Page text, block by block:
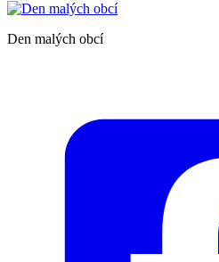
Den malých obcí